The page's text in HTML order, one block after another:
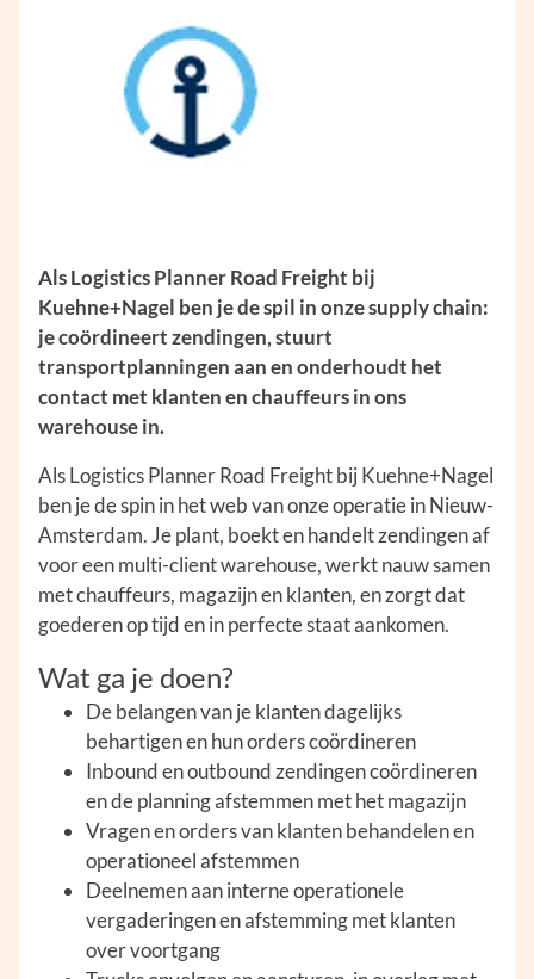
Als Logistics Planner Road Freight bij
Kuehne+Nagel ben je de spil in onze supply chain:
je coördineert zendingen, stuurt
transportplanningen aan en onderhoudt het
contact met klanten en chauffeurs in ons
warehouse in.
Als Logistics Planner Road Freight bij Kuehne+Nagel
ben je de spin in het web van onze operatie in Nieuw-
Amsterdam. Je plant, boekt en handelt zendingen af
voor een multi-client warehouse, werkt nauw samen
met chauffeurs, magazijn en klanten, en zorgt dat
goederen op tijd en in perfecte staat aankomen.
Wat ga je doen?
De belangen van je klanten dagelijks
behartigen en hun orders coördineren
Inbound en outbound zendingen coördineren
en de planning afstemmen met het magazijn
Vragen en orders van klanten behandelen en
operationeel afstemmen
Deelnemen aan interne operationele
vergaderingen en afstemming met klanten
over voortgang